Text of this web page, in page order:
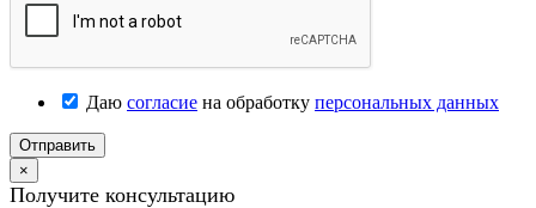
Даю согласие на обработку персональных данных
Отправить
×
Получите консультацию